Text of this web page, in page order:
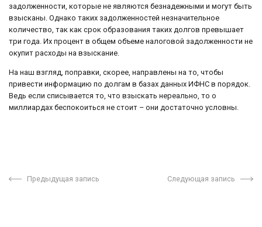
задолженности, которые не являются безнадежными и могут быть
взысканы. Однако таких задолженностей незначительное
количество, так как срок образования таких долгов превышает
три года. Их процент в общем объеме налоговой задолженности не
окупит расходы на взыскание.
На наш взгляд, поправки, скорее, направлены на то, чтобы
привести информацию по долгам в базах данных ИФНС в порядок.
Ведь если списывается то, что взыскать нереально, то о
миллиардах беспокоиться не стоит – они достаточно условны.
Предыдущая запись Следующая запись